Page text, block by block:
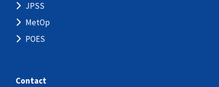
JPSS
MetOp
POES
Contact